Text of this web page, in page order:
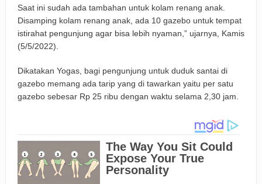
Saat ini sudah ada tambahan untuk kolam renang anak.
Disamping kolam renang anak, ada 10 gazebo untuk tempat
istirahat pengunjung agar bisa lebih nyaman,” ujarnya, Kamis
(5/5/2022).
Dikatakan Yogas, bagi pengunjung untuk duduk santai di
gazebo memang ada tarip yang di tawarkan yaitu per satu
gazebo sebesar Rp 25 ribu dengan waktu selama 2,30 jam.